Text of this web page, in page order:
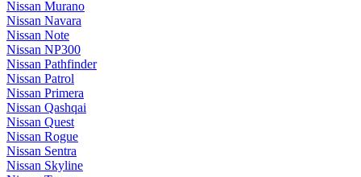
Nissan Murano
Nissan Navara
Nissan Note
Nissan NP300
Nissan Pathfinder
Nissan Patrol
Nissan Primera
Nissan Qashqai
Nissan Quest
Nissan Rogue
Nissan Sentra
Nissan Skyline